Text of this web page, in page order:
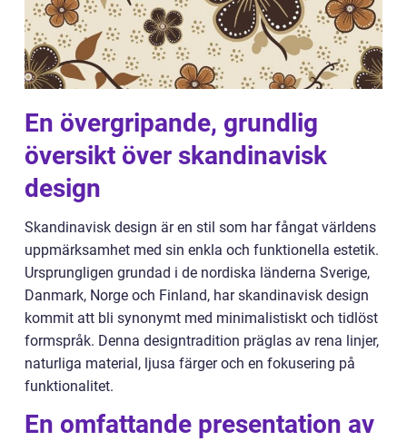
En övergripande, grundlig
översikt över skandinavisk
design
Skandinavisk design är en stil som har fångat världens
uppmärksamhet med sin enkla och funktionella estetik.
Ursprungligen grundad i de nordiska länderna Sverige,
Danmark, Norge och Finland, har skandinavisk design
kommit att bli synonymt med minimalistiskt och tidlöst
formspråk. Denna designtradition präglas av rena linjer,
naturliga material, ljusa färger och en fokusering på
funktionalitet.
En omfattande presentation av